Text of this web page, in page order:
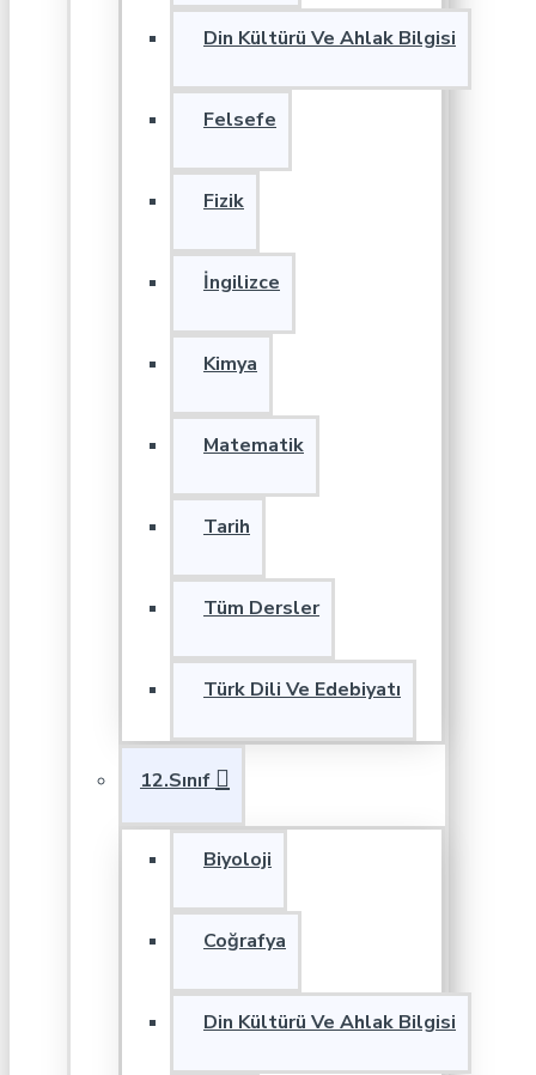
Din Kültürü Ve Ahlak Bilgisi
Felsefe
Fizik
İngilizce
Kimya
Matematik
Tarih
Tüm Dersler
Türk Dili Ve Edebiyatı
12.Sınıf
Biyoloji
Coğrafya
Din Kültürü Ve Ahlak Bilgisi